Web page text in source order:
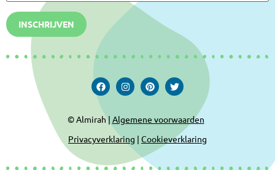
INSCHRIJVEN
© Almirah | Algemene voorwaarden
Privacyverklaring
| Cookieverklaring